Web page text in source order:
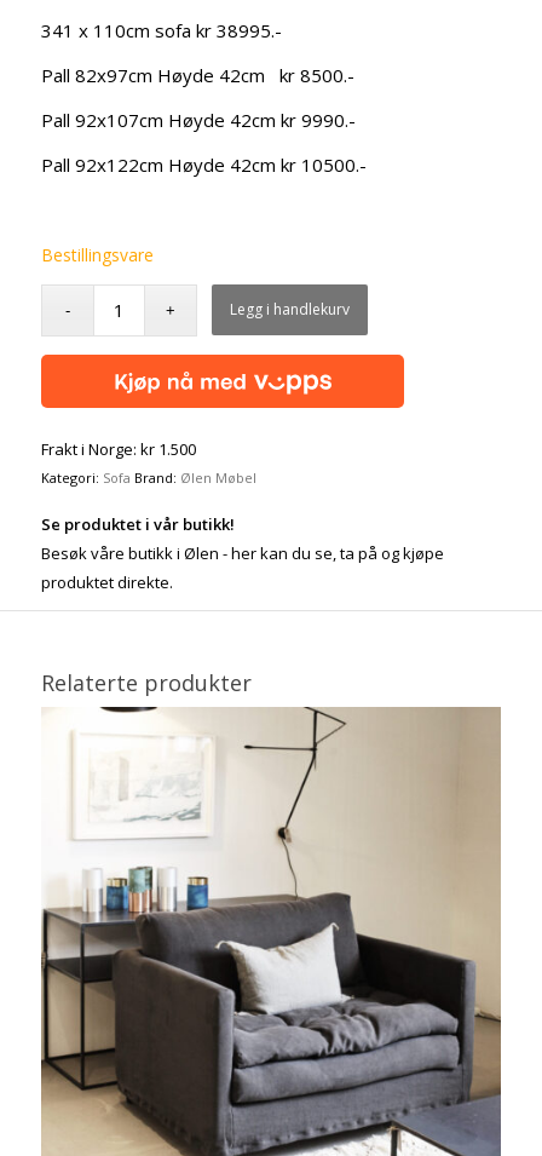
341 x 110cm sofa kr 38995.-
Pall 82x97cm Høyde 42cm kr 8500.-
Pall 92x107cm Høyde 42cm kr 9990.-
Pall 92x122cm Høyde 42cm kr 10500.-
Bestillingsvare
Legg i handlekurv
Frakt i Norge: kr 1.500
Kategori: Sofa Brand: Ølen Møbel
Se produktet i vår butikk!
Besøk våre butikk i Ølen - her kan du se, ta på og kjøpe
produktet direkte.
Relaterte produkter